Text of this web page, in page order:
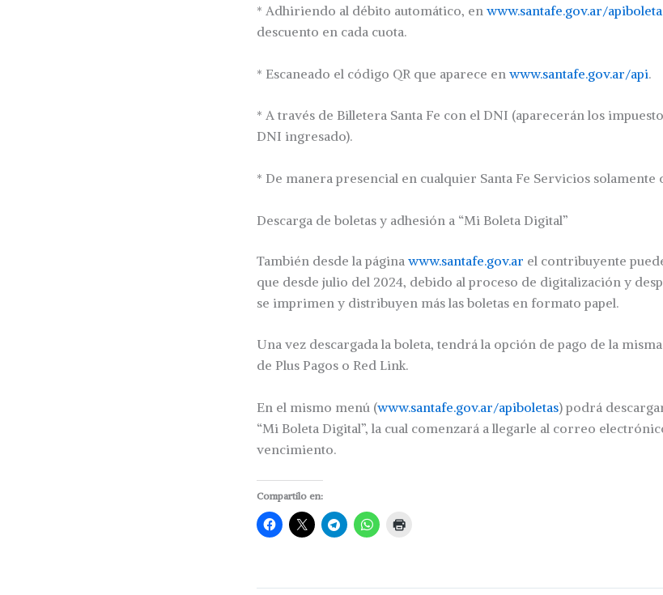
* Adhiriendo al débito automático, en www.santafe.gov.ar/
descuento en cada cuota.
* Escaneado el código QR que aparece en www.santafe.gov.ar/api.
* A través de Billetera Santa Fe con el DNI (aparecerán los
DNI ingresado).
* De manera presencial en cualquier Santa Fe Servicios
Descarga de boletas y adhesión a “Mi Boleta Digital”
También desde la página www.santafe.gov.ar el contribuyente
que desde julio del 2024, debido al proceso de digitalización y
se imprimen y distribuyen más las boletas en formato papel.
Una vez descargada la boleta, tendrá la opción de pago de la
de Plus Pagos o Red Link.
En el mismo menú (www.santafe.gov.ar/apiboletas) podrá
“Mi Boleta Digital”, la cual comenzará a llegarle al correo
vencimiento.
Compartilo en: